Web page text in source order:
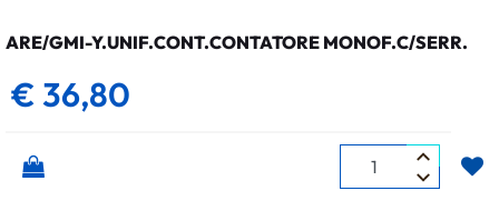
ARE/GMI-Y.UNIF.CONT.CONTATORE MONOF.C/SERR.
€ 36,80
Quantità